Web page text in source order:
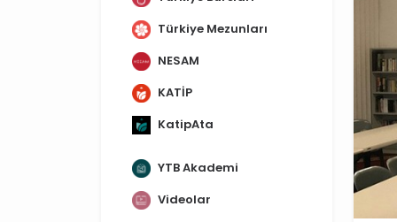
Türkiye Mezunları
NESAM
KATİP
KatipAta
YTB Akademi
Videolar